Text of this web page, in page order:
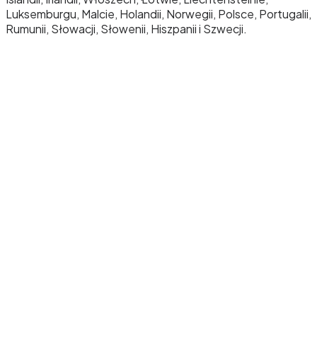
Luksemburgu, Malcie, Holandii, Norwegii, Polsce, Portugalii,
Rumunii, Słowacji, Słowenii, Hiszpanii i Szwecji.